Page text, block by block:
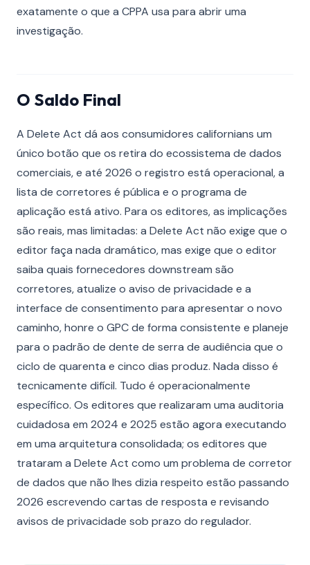
exatamente o que a CPPA usa para abrir uma
investigação.
O Saldo Final
A Delete Act dá aos consumidores californians um
único botão que os retira do ecossistema de dados
comerciais, e até 2026 o registro está operacional, a
lista de corretores é pública e o programa de
aplicação está ativo. Para os editores, as implicações
são reais, mas limitadas: a Delete Act não exige que o
editor faça nada dramático, mas exige que o editor
saiba quais fornecedores downstream são
corretores, atualize o aviso de privacidade e a
interface de consentimento para apresentar o novo
caminho, honre o GPC de forma consistente e planeje
para o padrão de dente de serra de audiência que o
ciclo de quarenta e cinco dias produz. Nada disso é
tecnicamente difícil. Tudo é operacionalmente
específico. Os editores que realizaram uma auditoria
cuidadosa em 2024 e 2025 estão agora executando
em uma arquitetura consolidada; os editores que
trataram a Delete Act como um problema de corretor
de dados que não lhes dizia respeito estão passando
2026 escrevendo cartas de resposta e revisando
avisos de privacidade sob prazo do regulador.